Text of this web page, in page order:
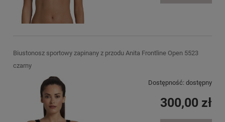
Biustonosz sportowy zapinany z przodu Anita Frontline Open 5523
czarny
Dostępność: dostępny
300,00 zł